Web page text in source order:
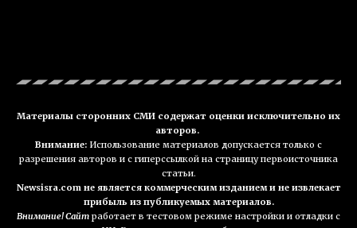
Материалы сторонних СМИ содержат оценки исключительно их
авторов.
Внимание: Использование материалов допускается только с
разрешения авторов и с гиперссылкой на страницу первоисточника
статьи.
Newsisra.com не является коммерческим изданием и не извлекает
прибыль из публикуемых материалов.
Внимание! Сайт работает в тестовом режиме настройки и отладки с